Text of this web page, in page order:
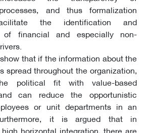
and thus formalization
the identification and
of financial and especially non-
that if the information about the
spread throughout the organization,
political fit with value-based
can reduce the opportunistic
or unit departments in an
it is argued that in
horizontal integration, there are